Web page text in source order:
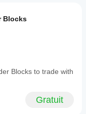
Blocks
Blocks to trade with
Gratuit